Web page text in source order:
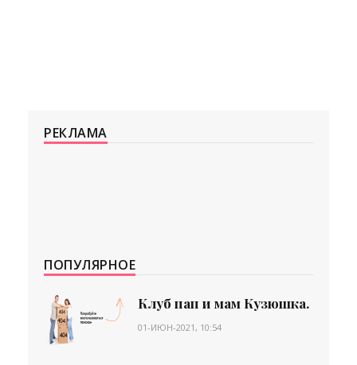
РЕКЛАМА
ПОПУЛЯРНОЕ
Клуб пап и мам Кузюшка.
01-ИЮН-2021, 10:54